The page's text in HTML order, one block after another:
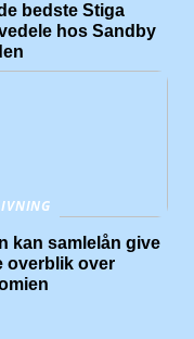
bedste Stiga
hos Sandby
kan samlelån give
overblik over